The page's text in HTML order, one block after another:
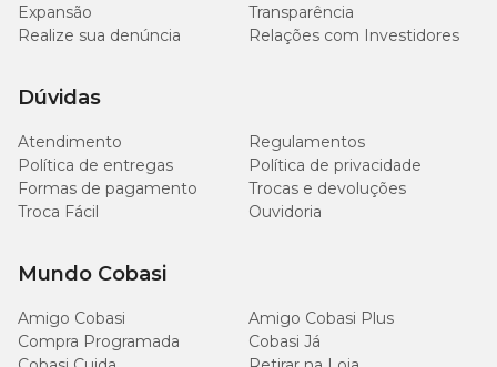
Poda
Método de propagação ou replante
Multiplica-se facilmente, em qualquer época do ano, por pedaços
de sua ramagem rasteira quando já está enraizada, ou por estacas
Expansão
Transparência
Realize sua denúncia
Relações com Investidores
Dúvidas
Atendimento
Regulamentos
Política de entregas
Política de privacidade
Formas de pagamento
Trocas e devoluções
Troca Fácil
Ouvidoria
Mundo Cobasi
Amigo Cobasi
Amigo Cobasi Plus
Compra Programada
Cobasi Já